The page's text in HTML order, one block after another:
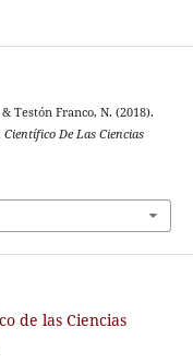
Testón Franco, N. (2018).
Científico De Las Ciencias
de las Ciencias